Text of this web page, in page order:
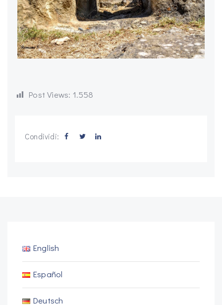
Post Views: 1.558
Condividi:
English
Español
Deutsch